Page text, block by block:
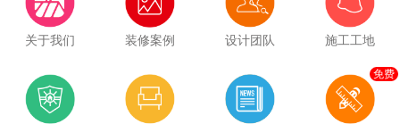
关于我们 装修案例 设计团队 施工工地
免费